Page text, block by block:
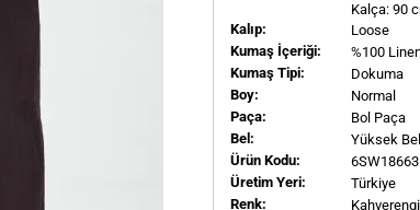
Kalça: 90
Kalıp:
Loose
Kumaş İçeriği:
%100
Kumaş Tipi:
Dokuma
Boy:
Normal
Paça:
Bol Paça
Bel:
Yüksek Bel
Ürün Kodu:
Üretim Yeri:
Türkiye
Renk:
Kahverengi